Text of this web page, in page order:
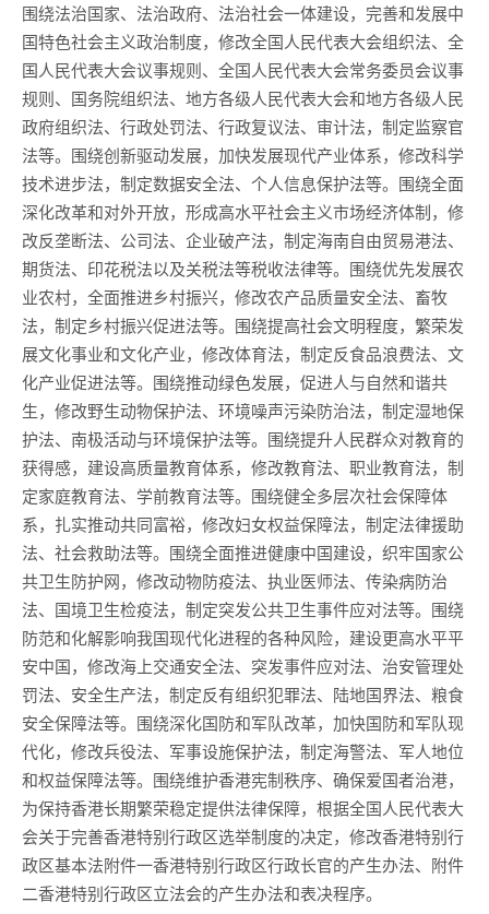
围绕法治国家、法治政府、法治社会一体建设，完善和发展中
国特色社会主义政治制度，修改全国人民代表大会组织法、全
国人民代表大会议事规则、全国人民代表大会常务委员会议事
规则、国务院组织法、地方各级人民代表大会和地方各级人民
政府组织法、行政处罚法、行政复议法、审计法，制定监察官
法等。围绕创新驱动发展，加快发展现代产业体系，修改科学
技术进步法，制定数据安全法、个人信息保护法等。围绕全面
深化改革和对外开放，形成高水平社会主义市场经济体制，修
改反垄断法、公司法、企业破产法，制定海南自由贸易港法、
期货法、印花税法以及关税法等税收法律等。围绕优先发展农
业农村，全面推进乡村振兴，修改农产品质量安全法、畜牧
法，制定乡村振兴促进法等。围绕提高社会文明程度，繁荣发
展文化事业和文化产业，修改体育法，制定反食品浪费法、文
化产业促进法等。围绕推动绿色发展，促进人与自然和谐共
生，修改野生动物保护法、环境噪声污染防治法，制定湿地保
护法、南极活动与环境保护法等。围绕提升人民群众对教育的
获得感，建设高质量教育体系，修改教育法、职业教育法，制
定家庭教育法、学前教育法等。围绕健全多层次社会保障体
系，扎实推动共同富裕，修改妇女权益保障法，制定法律援助
法、社会救助法等。围绕全面推进健康中国建设，织牢国家公
共卫生防护网，修改动物防疫法、执业医师法、传染病防治
法、国境卫生检疫法，制定突发公共卫生事件应对法等。围绕
防范和化解影响我国现代化进程的各种风险，建设更高水平平
安中国，修改海上交通安全法、突发事件应对法、治安管理处
罚法、安全生产法，制定反有组织犯罪法、陆地国界法、粮食
安全保障法等。围绕深化国防和军队改革，加快国防和军队现
代化，修改兵役法、军事设施保护法，制定海警法、军人地位
和权益保障法等。围绕维护香港宪制秩序、确保爱国者治港，
为保持香港长期繁荣稳定提供法律保障，根据全国人民代表大
会关于完善香港特别行政区选举制度的决定，修改香港特别行
政区基本法附件一香港特别行政区行政长官的产生办法、附件
二香港特别行政区立法会的产生办法和表决程序。